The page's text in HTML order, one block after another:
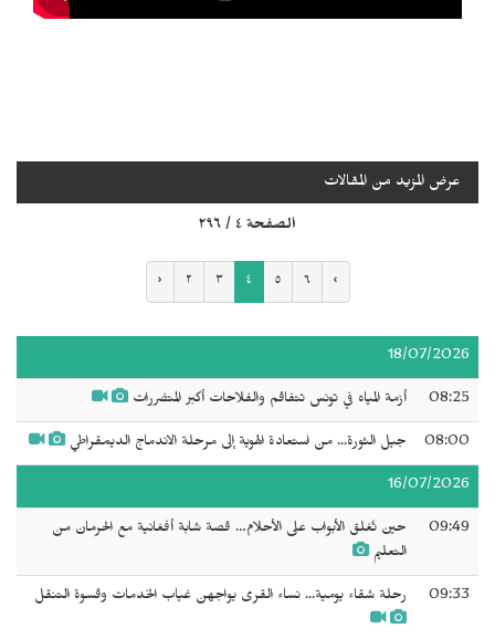
عرض المزيد من المقالات
الصفحة ٤ / ٢٩٦
‹ ٢ ٣ ٤ ٥ ٦ ›
18/07/2026
08:25 أزمة المياه في تونس تتفاقم والفلاحات أكبر المتضررات
08:00 جيل الثورة... من استعادة الهوية إلى مرحلة الاندماج الديمقراطي
16/07/2026
09:49
حين تُغلق الأبواب على الأحلام… قصة شابة أفغانية مع الحرمان من
التعليم
09:33 رحلة شقاء يومية... نساء القرى يواجهن غياب الخدمات وقسوة التنقل